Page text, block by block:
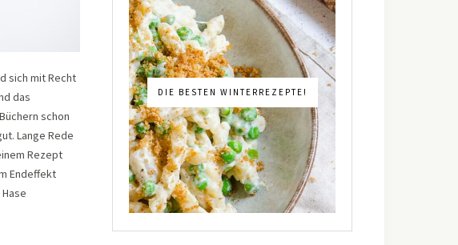
sich mit Recht
das
schon
Lange Rede
Rezept
Endeffekt
DIE BESTEN WINTERREZEPTE!